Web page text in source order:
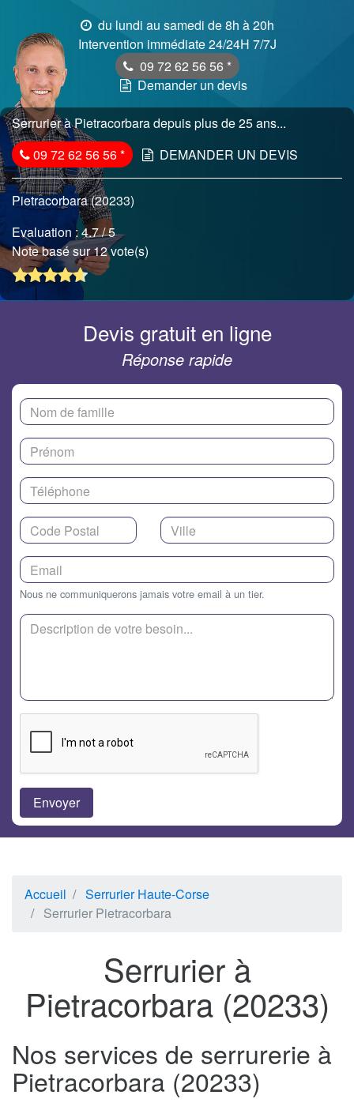
du lundi au samedi de 8h à 20h
Intervention immédiate 24/24H 7/7J
09 72 62 56 56 *
Demander un devis
Serrurier à Pietracorbara depuis plus de 25 ans...
09 72 62 56 56* DEMANDER UN DEVIS
Pietracorbara (20233)
Evaluation :4.7/ 5
Note basé sur 12 vote(s)
Devis gratuit en ligne
Réponse rapide
Nous ne communiquerons jamais votre email à un tier.
Accueil
Serrurier Haute-Corse
Serrurier Pietracorbara
Serrurier à
Pietracorbara (20233)
Nos services de serrurerie à
Pietracorbara (20233)